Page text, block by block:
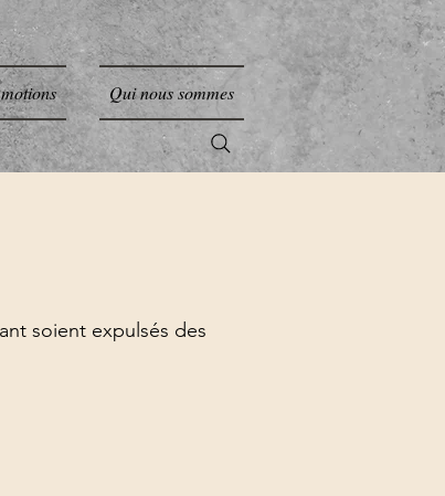
Qui nous sommes
soient expulsés des